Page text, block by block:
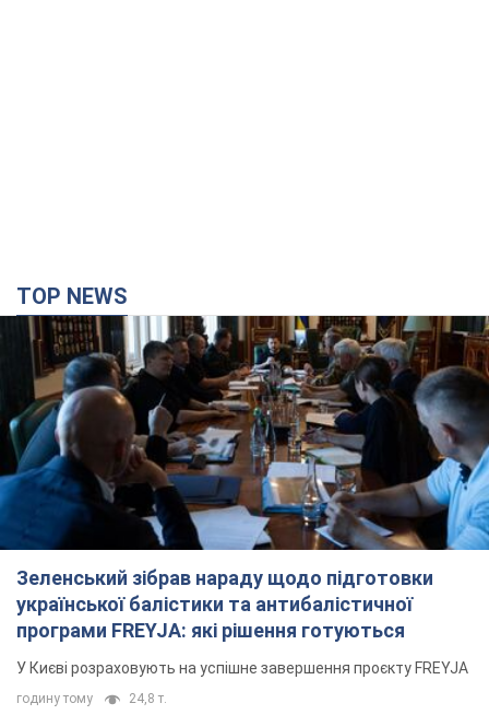
TOP NEWS
Зеленський зібрав нараду щодо підготовки
української балістики та антибалістичної
програми FREYJA: які рішення готуються
У Києві розраховують на успішне завершення проєкту FREYJA
годину тому 24,8 т.